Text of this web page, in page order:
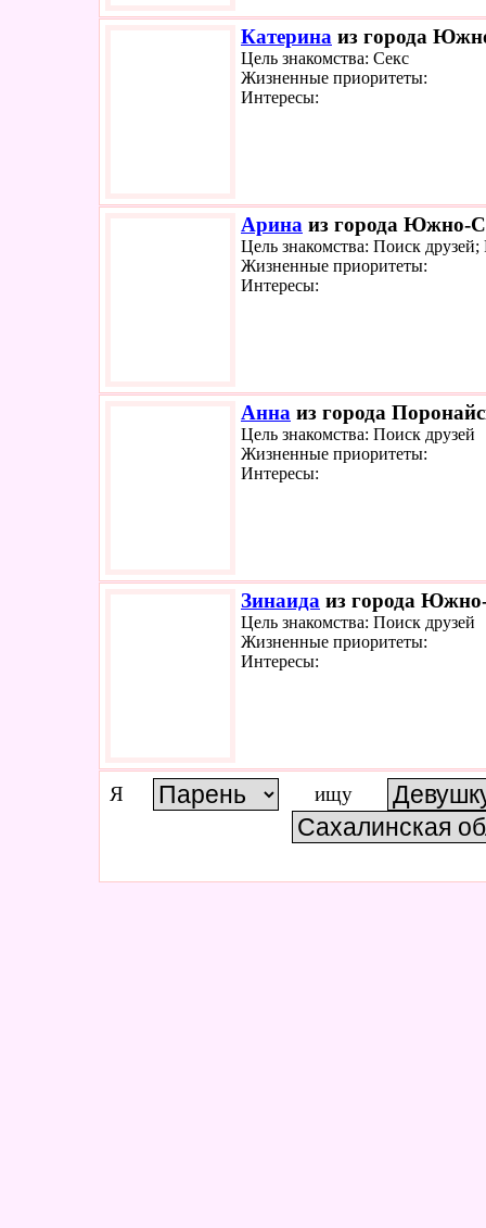
Катерина из города
Цель знакомства: Секс
Жизненные приоритеты:
Интересы:
Арина из города Южно-
Цель знакомства: Поиск
Жизненные приоритеты:
Интересы:
Анна из города
Цель знакомства: Поиск друзей
Жизненные приоритеты:
Интересы:
Зинаида из города
Цель знакомства: Поиск друзей
Жизненные приоритеты:
Интересы:
Я ищу